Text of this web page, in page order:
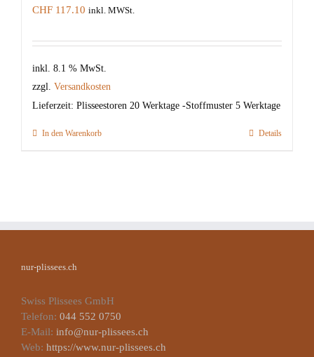
CHF 117.10 inkl. MWSt.
inkl. 8.1 % MwSt.
zzgl. Versandkosten
Lieferzeit: Plisseestoren 20 Werktage -Stoffmuster 5 Werktage
In den Warenkorb Details
nur-plissees.ch
Swiss Plissees GmbH
Telefon: 044 552 0750
E-Mail: info@nur-plissees.ch
Web: https://www.nur-plissees.ch